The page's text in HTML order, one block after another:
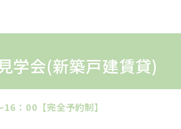
学会(新築戸建賃貸)
：00【完全予約制】